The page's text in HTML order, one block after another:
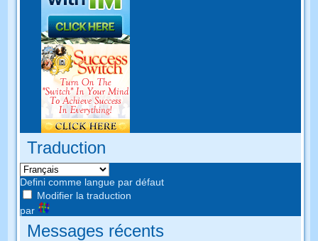
Traduction
Defini comme langue par défaut
Modifier la traduction
par
Messages récents